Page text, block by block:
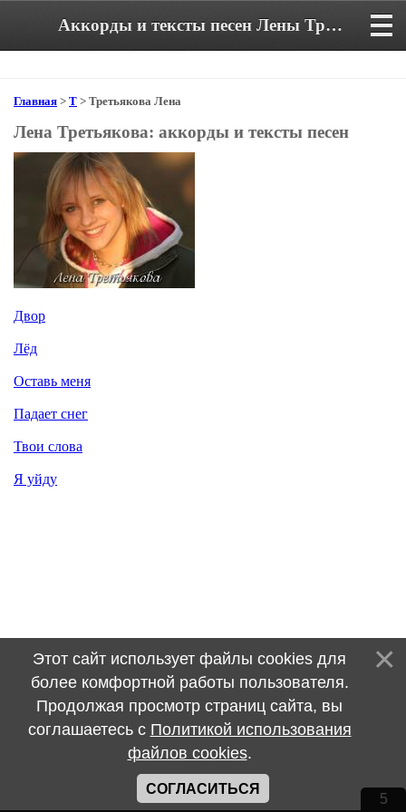
Аккорды и тексты песен Лены Третьяковой
Главная > Т > Третьякова Лена
Лена Третьякова: аккорды и тексты песен
Двор
Лёд
Оставь меня
Падает снег
Твои слова
Я уйду
Этот сайт использует файлы cookies для
более комфортной работы пользователя.
Продолжая просмотр страниц сайта, вы
соглашаетесь с Политикой использования
файлов cookies.
СОГЛАСИТЬСЯ
5